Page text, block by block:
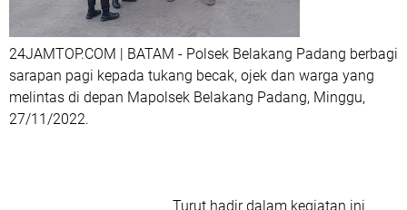
24JAMTOP.COM | BATAM - Polsek Belakang Padang berbagi
sarapan pagi kepada tukang becak, ojek dan warga yang
melintas di depan Mapolsek Belakang Padang, Minggu,
27/11/2022.
Turut hadir dalam kegiatan ini